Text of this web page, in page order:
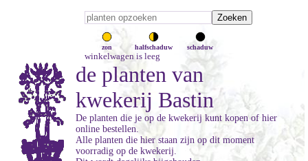
zon halfschaduw schaduw
winkelwagen is leeg
de planten van
kwekerij Bastin
De planten die je op de kwekerij kunt kopen of hier
online bestellen.
Alle planten die hier staan zijn op dit moment
voorradig op de kwekerij.